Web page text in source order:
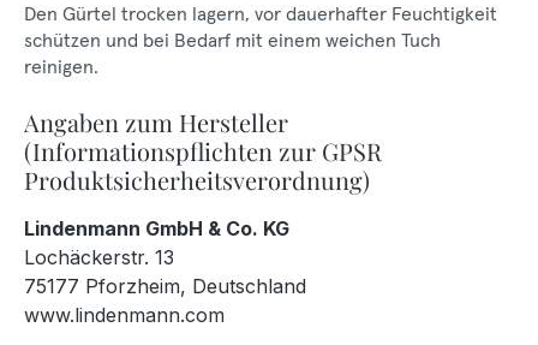
Den Gürtel trocken lagern, vor dauerhafter Feuchtigkeit
schützen und bei Bedarf mit einem weichen Tuch
reinigen.
Angaben zum Hersteller
(Informationspflichten zur GPSR
Produktsicherheitsverordnung)
Lindenmann GmbH & Co. KG
Lochäckerstr. 13
75177 Pforzheim, Deutschland
www.lindenmann.com